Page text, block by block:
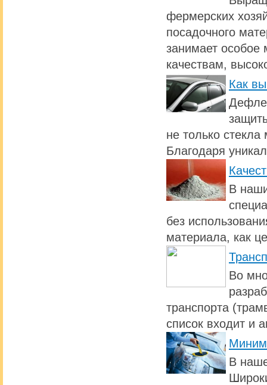
фермерских
посадочного
занимает особое
качествам,
Как
не только
Благодаря
В
без
материала, как
Во
транспорта
список входит и
В